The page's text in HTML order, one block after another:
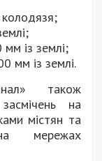
із землі;
мм із землі.
також
на
містян та
мережах